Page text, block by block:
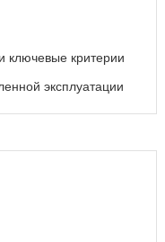
ключевые критерии
эксплуатации